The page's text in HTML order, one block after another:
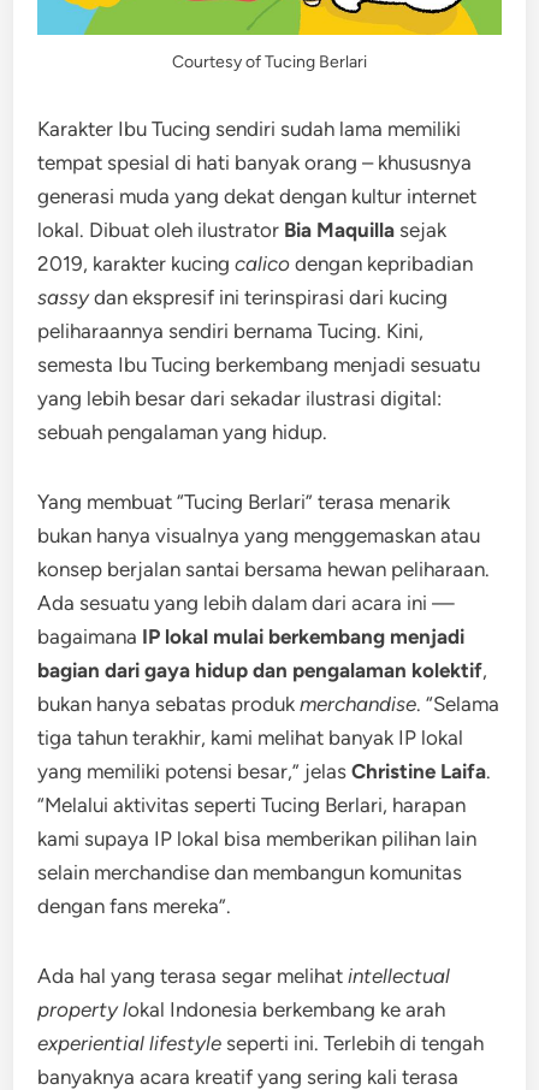
Courtesy of Tucing Berlari
Karakter Ibu Tucing sendiri sudah lama memiliki
tempat spesial di hati banyak orang – khususnya
generasi muda yang dekat dengan kultur internet
lokal. Dibuat oleh ilustrator Bia Maquilla sejak
2019, karakter kucingcalico dengan kepribadian
sassydan ekspresif ini terinspirasi dari kucing
peliharaannya sendiri bernama Tucing. Kini,
semesta Ibu Tucing berkembang menjadi sesuatu
yang lebih besar dari sekadar ilustrasi digital:
sebuah pengalaman yang hidup.
Yang membuat “Tucing Berlari” terasa menarik
bukan hanya visualnya yang menggemaskan atau
konsep berjalan santai bersama hewan peliharaan.
Ada sesuatu yang lebih dalam dari acara ini —
bagaimana IP lokal mulai berkembang menjadi
bagian dari gaya hidup dan pengalaman kolektif,
bukan hanya sebatas produkmerchandise. “Selama
tiga tahun terakhir, kami melihat banyak IP lokal
yang memiliki potensi besar,” jelasChristine Laifa.
“Melalui aktivitas seperti Tucing Berlari, harapan
kami supaya IP lokal bisa memberikan pilihan lain
selain merchandise dan membangun komunitas
dengan fans mereka”.
Ada hal yang terasa segar melihatintellectual
property lokal Indonesia berkembang ke arah
experiential lifestyle seperti ini. Terlebih di tengah
banyaknya acara kreatif yang sering kali terasa